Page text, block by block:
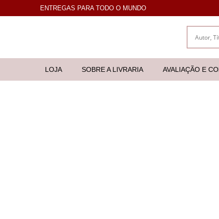
ENTREGAS PARA TODO O MUNDO
LOJA SOBRE A LIVRARIA AVALIAÇÃO E